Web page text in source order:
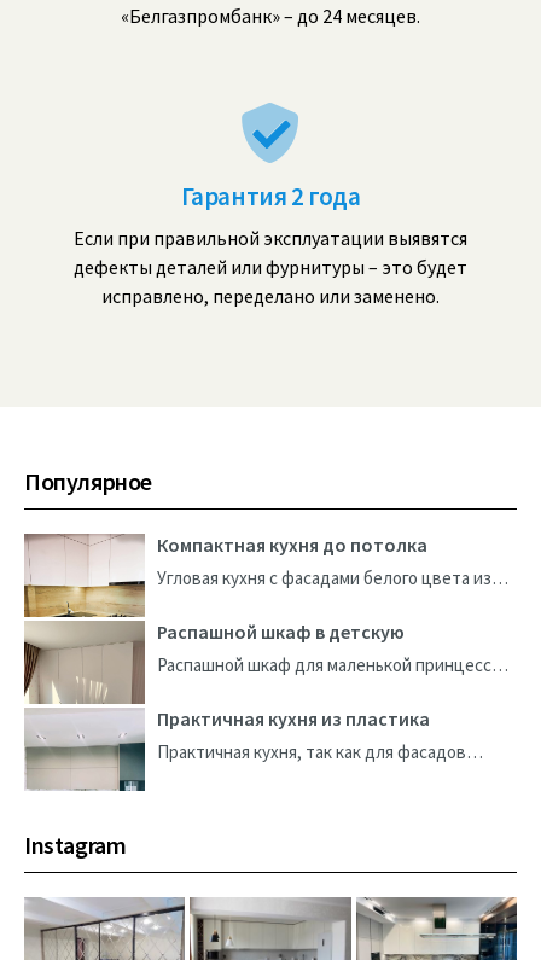
«Белгазпромбанк» – до 24 месяцев.
Гарантия 2 года
Если при правильной эксплуатации выявятся
дефекты деталей или фурнитуры – это будет
исправлено, переделано или заменено.
Популярное
Компактная кухня до потолка
Угловая кухня с фасадами белого цвета из
заказ, по индивидуальным размерам. Кухня
получилась компактная, но вместительная,...
Распашной шкаф в детскую
Распашной шкаф для маленькой принцессы!
Egger. Фасады шкафа – AGT Soft Touch панели
(МДФ)...
Практичная кухня из пластика
Практичная кухня, так как для фасадов
Instagram